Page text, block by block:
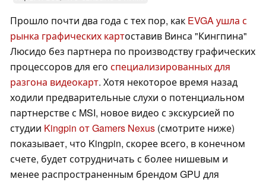
Прошло почти два года с тех пор, как EVGA ушла с
рынка графических картоставив Винса "Кингпина"
Люсидо без партнера по производству графических
процессоров для его специализированных для
разгона видеокарт. Хотя некоторое время назад
ходили предварительные слухи о потенциальном
партнерстве с MSI, новое видео с экскурсией по
студии Kingpin от Gamers Nexus (смотрите ниже)
показывает, что Kingpin, скорее всего, в конечном
счете, будет сотрудничать с более нишевым и
менее распространенным брендом GPU для